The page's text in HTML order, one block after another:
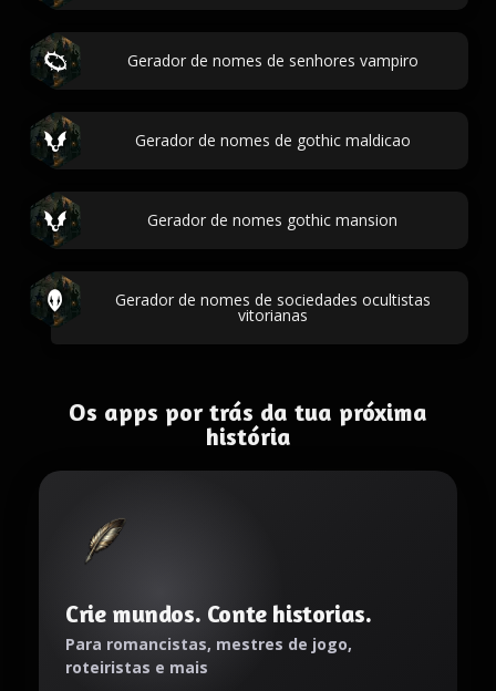
Gerador de nomes de senhores vampiro
Gerador de nomes de gothic maldicao
Gerador de nomes gothic mansion
Gerador de nomes de sociedades ocultistas
vitorianas
Os apps por trás da tua próxima
história
Crie mundos. Conte historias.
Para romancistas, mestres de jogo,
roteiristas e mais